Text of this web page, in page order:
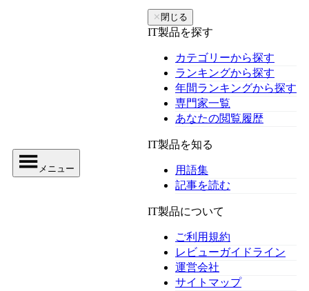
メニュー
✕ 閉じる
IT製品を探す
カテゴリーから探す
ランキングから探す
年間ランキングから探す
専門家一覧
あなたの閲覧履歴
IT製品を知る
用語集
記事を読む
IT製品について
ご利用規約
レビューガイドライン
運営会社
サイトマップ